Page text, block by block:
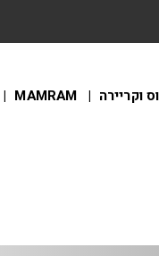
וקריירה MAMRAM